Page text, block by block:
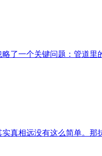
了一个关键问题：管道里
真相远没有这么简单。那